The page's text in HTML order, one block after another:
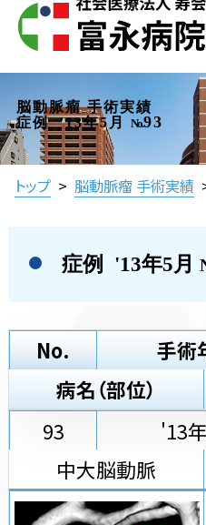
脳動脈瘤 手術実績
症例 '13年5月
No.93
トップ > 脳動脈瘤 手術実績
症例 '13年5月
No. 手術
病名（部位）
93
'13
中大脳動脈